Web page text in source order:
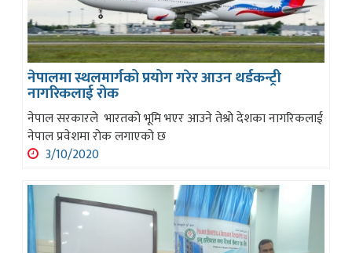
नेपालमा स्थलमार्गको प्रयोग गरेर आउन थर्डकन्ट्री
नागरिकलाई रोक
नेपाल सरकारले भारतको भूमि भएर आउने तेश्रो देशका नागरिकलाई
नेपाल प्रवेशमा रोक लगाएको छ
3/10/2020